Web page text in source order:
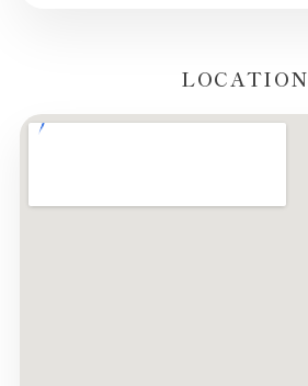
LOCATION